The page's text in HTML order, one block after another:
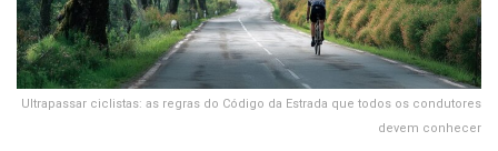
Ultrapassar ciclistas: as regras do Código da Estrada que todos os condutores
devem conhecer